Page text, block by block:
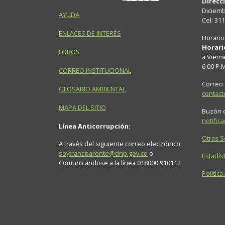
AYUDA
ENLACES DE INTERÉS
FOROS
CORREO INSTITUCIONAL
GLOSARIO AMBIENTAL
MAPA DEL SITIO
Línea Anticorrupción:
A través del siguiente correo electrónico
soytransparente@dnp.gov.co o
Comunicandose a la línea 018000 910112
Cel:
a
6:00
Correo
Buzón
Otras
Política